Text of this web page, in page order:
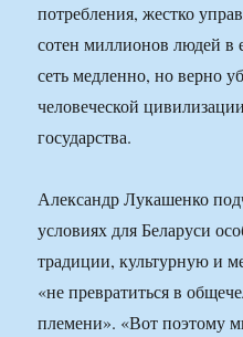
потребления, жестко
сотен миллионов людей
сеть медленно, но верно
человеческой
государства.
Александр Лукашенко
условиях для Беларуси
традиции, культурную и
«не превратиться в
племени». «Вот поэтому